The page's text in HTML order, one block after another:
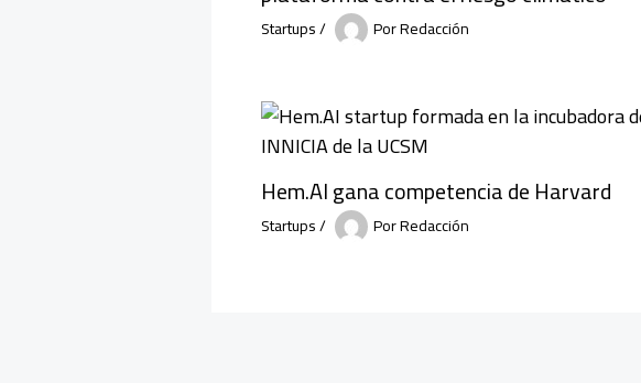
Startups/ PorRedacción
Hem.AI gana competencia de Harvard
Startups/ PorRedacción